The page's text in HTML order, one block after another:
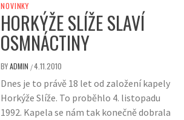
NOVINKY
HORKÝŽE SLÍŽE SLAVÍ
OSMNÁCTINY
BYADMIN /4.11.2010
Dnes je to právě 18 let od založení kapely
Horkýže Slíže. To proběhlo 4. listopadu
1992. Kapela se nám tak konečně dobrala